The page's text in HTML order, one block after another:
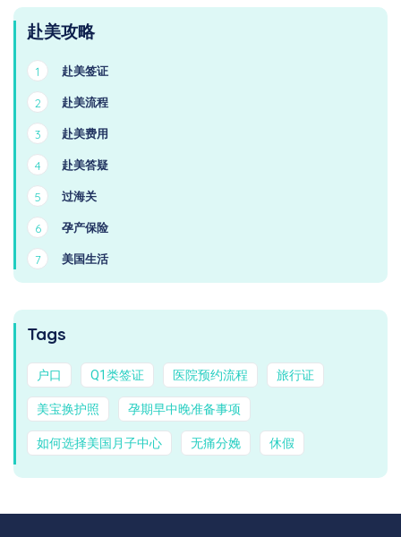
赴美攻略
1 赴美签证
2 赴美流程
3 赴美费用
4 赴美答疑
5 过海关
6 孕产保险
7 美国生活
Tags
户口 Q1类签证 医院预约流程 旅行证
美宝换护照 孕期早中晚准备事项
如何选择美国月子中心 无痛分娩 休假